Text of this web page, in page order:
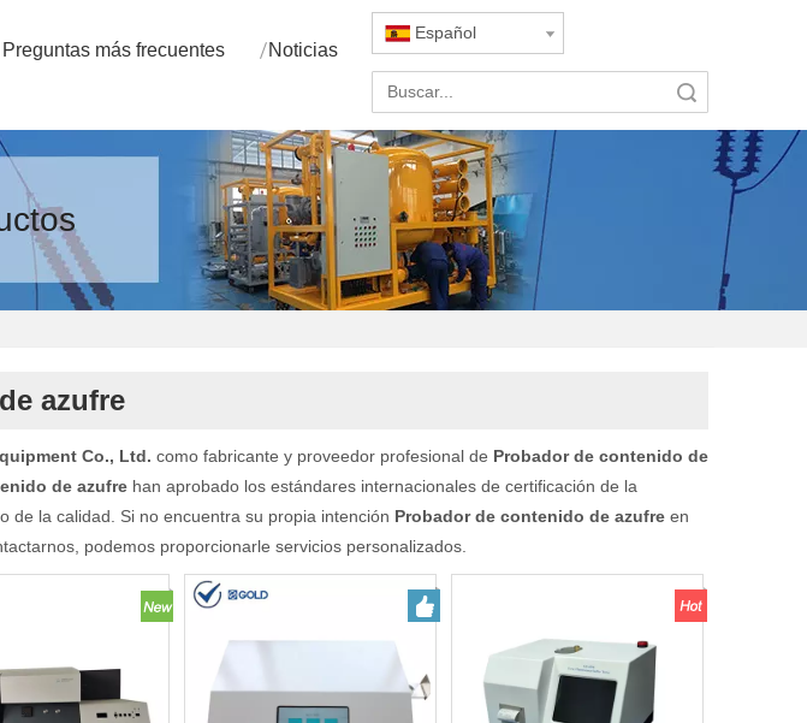
Preguntas más frecuentes Noticias
Español
azufre
Co., Ltd. como fabricante y proveedor profesional de Probador de contenido de
de azufre han aprobado los estándares internacionales de certificación de la
de la calidad. Si no encuentra su propia intención Probador de contenido de azufre en
podemos proporcionarle servicios personalizados.